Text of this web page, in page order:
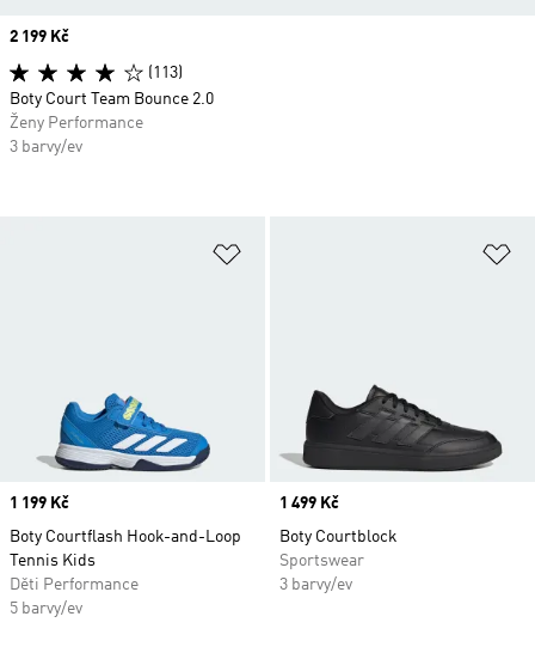
Price
1 199 Kč
Boty Courtflash Hook-and-Loop
Tennis Kids
Děti Performance
5 barvy/ev
Price
1 499 Kč
Boty Courtblock
Sportswear
3 barvy/ev
Price
2 199 Kč
(113)
Boty Court Team Bounce 2.0
Ženy Performance
3 barvy/ev